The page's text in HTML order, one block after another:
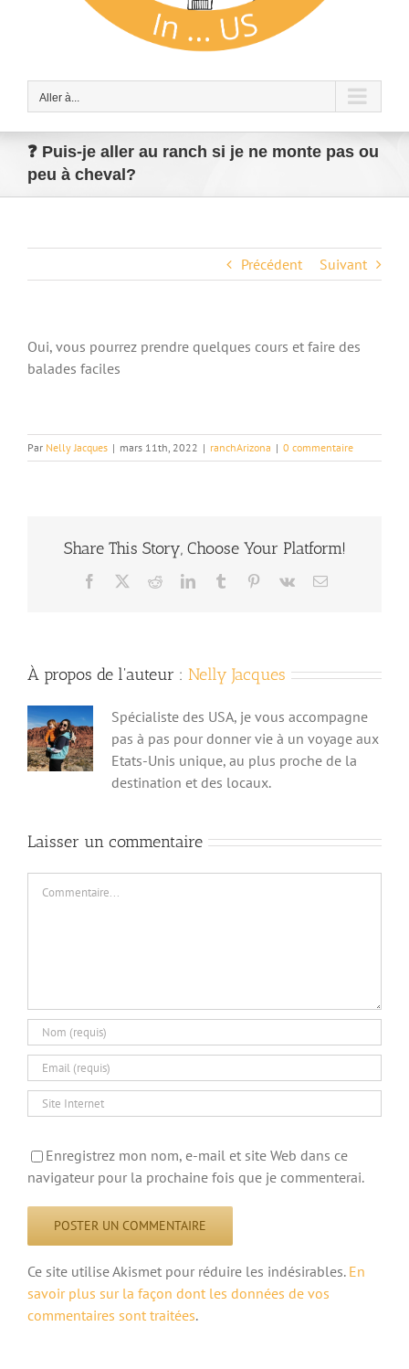
Aller à...
❓ Puis-je aller au ranch si je ne monte pas ou
peu à cheval?
Précédent Suivant
Oui, vous pourrez prendre quelques cours et faire des
balades faciles
Par Nelly Jacques | mars 11th, 2022 | ranchArizona | 0 commentaire
Share This Story, Choose Your Platform!
Facebook RedditLinkedInTumblr Pinterest
Vk Email
À propos de l'auteur : Nelly Jacques
Spécialiste des USA, je vous accompagne
pas à pas pour donner vie à un voyage aux
Etats-Unis unique, au plus proche de la
destination et des locaux.
Laisser un commentaire
Enregistrez mon nom, e-mail et site Web dans ce
navigateur pour la prochaine fois que je commenterai.
Ce site utilise Akismet pour réduire les indésirables. En
savoir plus sur la façon dont les données de vos
commentaires sont traitées.